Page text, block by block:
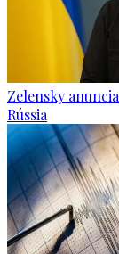
Zelensky
Rússia